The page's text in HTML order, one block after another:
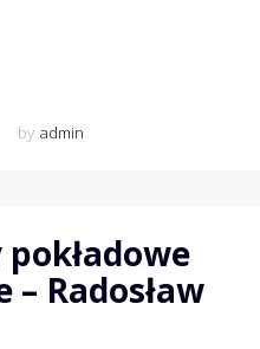
by admin
– Radosław